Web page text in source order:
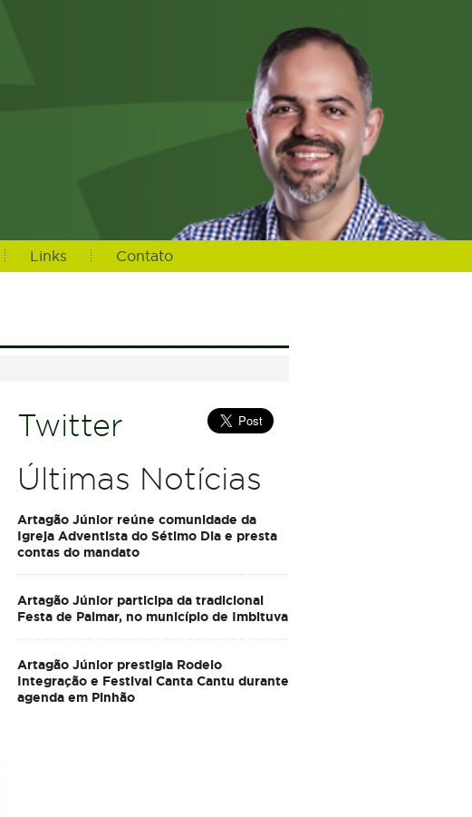
Links Contato
Twitter
Últimas Notícias
Artagão Júnior reúne comunidade da
Igreja Adventista do Sétimo Dia e presta
contas do mandato
Artagão Júnior participa da tradicional
Festa de Palmar, no município de Imbituva
Artagão Júnior prestigia Rodeio
Integração e Festival Canta Cantu durante
agenda em Pinhão